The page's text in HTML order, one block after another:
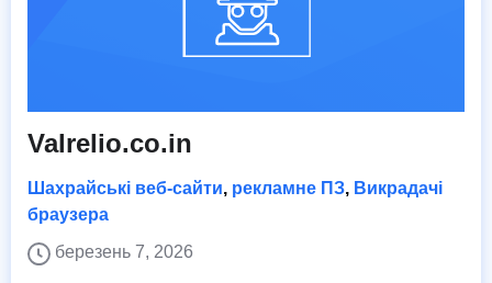
Valrelio.co.in
Шахрайські веб-сайти, рекламне ПЗ, Викрадачі
браузера
березень 7, 2026